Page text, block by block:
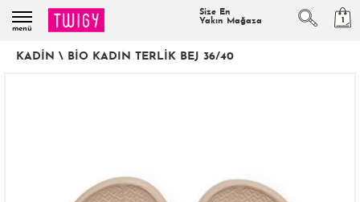
menü
Size En
Yakın Mağaza
1
KADIN \ BIO KADIN TERLIK BEJ 36/40